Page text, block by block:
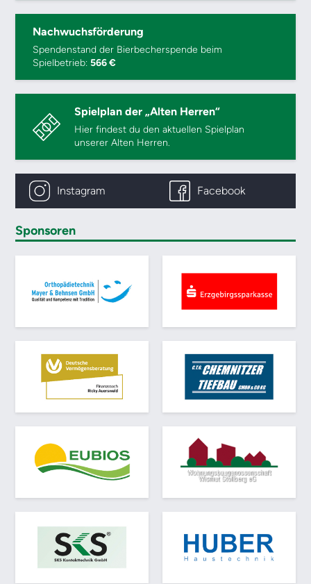
Nachwuchsförderung
Spendenstand der Bierbecherspende beim
Spielbetrieb:566 €
Spielplan der „Alten Herren“
Hier findest du den aktuellen Spielplan
unserer Alten Herren.
Instagram Facebook
Sponsoren